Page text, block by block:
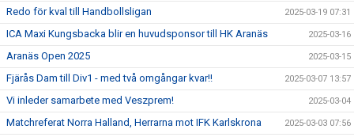
Redo för kval till Handbollsligan 2025-03-19 07:31
ICA Maxi Kungsbacka blir en huvudsponsor till HK Aranäs 2025-03-16
Aranäs Open 2025 2025-03-15
Fjärås Dam till Div1 - med två omgångar kvar!! 2025-03-07 13:57
Vi inleder samarbete med Veszprem! 2025-03-04
Matchreferat Norra Halland, Herrarna mot IFK Karlskrona 2025-03-03 07:56